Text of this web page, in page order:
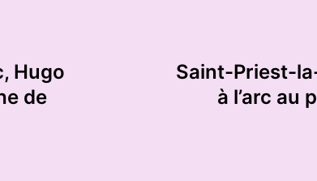
Hugo
de
Saint-Priest-
à l’arc au